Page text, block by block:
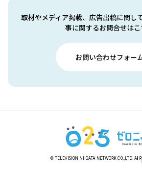
取材やメディア掲載、広告出稿に関し
事に関するお問合せはこ
お問い合わせフォー
© TELEVISION NIIGATA NETWORK CO.,LTD. All